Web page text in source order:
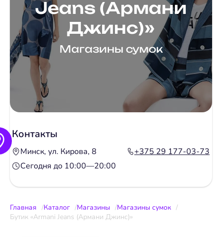
Jeans (Армани
Джинс)»
Магазины сумок
Контакты
Минск, ул. Кирова, 8
+375 29 177-03-73
Сегодня до 10:00—20:00
Главная Каталог Магазины
Магазины сумок
Бутик «Armani Jeans (Армани Джинс)»